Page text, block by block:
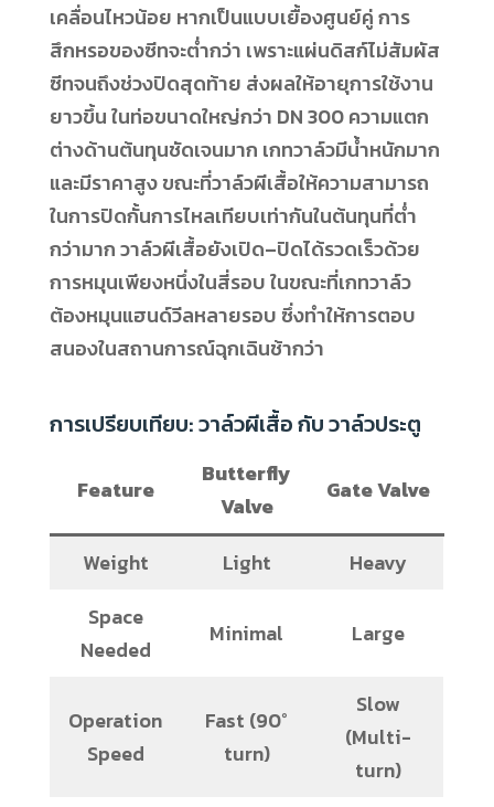
เคลื่อนไหวน้อย หากเป็นแบบเยื้องศูนย์คู่ การ
สึกหรอของซีทจะต่ำกว่า เพราะแผ่นดิสก์ไม่สัมผัส
ซีทจนถึงช่วงปิดสุดท้าย ส่งผลให้อายุการใช้งาน
ยาวขึ้น ในท่อขนาดใหญ่กว่า DN 300 ความแตก
ต่างด้านต้นทุนชัดเจนมาก เกทวาล์วมีน้ำหนักมาก
และมีราคาสูง ขณะที่วาล์วผีเสื้อให้ความสามารถ
ในการปิดกั้นการไหลเทียบเท่ากันในต้นทุนที่ต่ำ
กว่ามาก วาล์วผีเสื้อยังเปิด–ปิดได้รวดเร็วด้วย
การหมุนเพียงหนึ่งในสี่รอบ ในขณะที่เกทวาล์ว
ต้องหมุนแฮนด์วีลหลายรอบ ซึ่งทำให้การตอบ
สนองในสถานการณ์ฉุกเฉินช้ากว่า
การเปรียบเทียบ: วาล์วผีเสื้อ กับ วาล์วประตู
Feature
Butterfly
Valve
Gate Valve
Weight Light
Heavy
Space
Needed
Minimal Large
Operation
Speed
Fast (90°
turn)
Slow
(Multi-
turn)